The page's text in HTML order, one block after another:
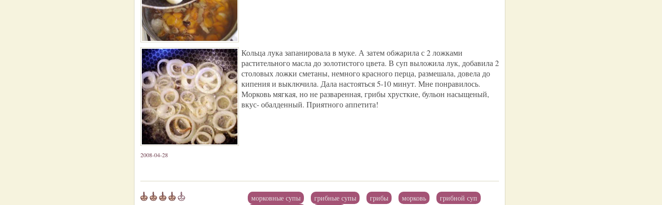
Кольца лука запанировала в муке. А затем обжарила с 2 ложками
растительного масла до золотистого цвета. В суп выложила лук, добавила 2
столовых ложки сметаны, немного красного перца, размешала, довела до
кипения и выключила. Дала настояться 5-10 минут. Мне понравилось.
Морковь мягкая, но не разваренная, грибы хрусткие, бульон насыщеный,
вкус- обалденный. Приятного аппетита!
2008-04-28
морковные супы грибные супы грибы морковь
грибной суп